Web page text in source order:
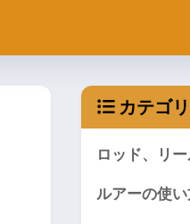
カテゴ
ロッド、リ
ルアーの使